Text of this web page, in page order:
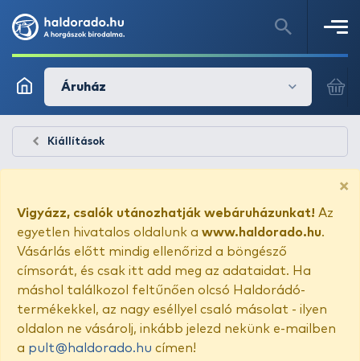
Áruház
Kiállítások
×
Vigyázz, csalók utánozhatják webáruházunkat! Az
egyetlen hivatalos oldalunk a www.haldorado.hu.
Vásárlás előtt mindig ellenőrizd a böngésző
címsorát, és csak itt add meg az adataidat. Ha
máshol találkozol feltűnően olcsó Haldorádó-
termékekkel, az nagy eséllyel csaló másolat - ilyen
oldalon ne vásárolj, inkább jelezd nekünk e-mailben
a pult@haldorado.hu címen!